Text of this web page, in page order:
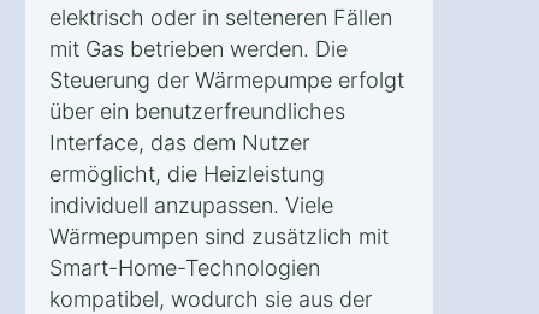
elektrisch oder in selteneren Fällen
mit Gas betrieben werden. Die
Steuerung der Wärmepumpe erfolgt
über ein benutzerfreundliches
Interface, das dem Nutzer
ermöglicht, die Heizleistung
individuell anzupassen. Viele
Wärmepumpen sind zusätzlich mit
Smart-Home-Technologien
kompatibel, wodurch sie aus der